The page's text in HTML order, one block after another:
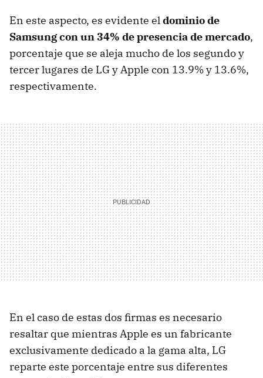
En este aspecto, es evidente eldominio de
Samsung con un 34% de presencia de mercado,
porcentaje que se aleja mucho de los segundo y
tercer lugares de LG y Apple con 13.9% y 13.6%,
respectivamente.
En el caso de estas dos firmas es necesario
resaltar que mientras Apple es un fabricante
exclusivamente dedicado a la gama alta, LG
reparte este porcentaje entre sus diferentes